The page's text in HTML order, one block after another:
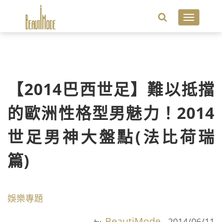
Toggle
【2014巴西世足】難以抵擋
的歐洲性格型男魅力！2014
世足男神大盤點(法比荷瑞
篇)
娛樂專題